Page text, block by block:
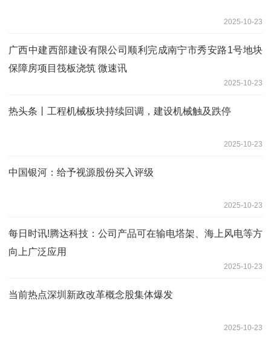
2025-10-23
广西中建西部建设有限公司顺利完成南宁市秀安路1号地块
保障房项目筏板浇筑 微速讯
2025-10-23
热头条丨工程机械板块持续回调，建设机械触及跌停
2025-10-23
中国银河：给予视源股份买入评级
2025-10-23
每日时讯!腾达科技：公司产品可在输电塔架、海上风电等方
向上广泛应用
2025-10-23
当前热点深圳新政改革概念股集体爆发
2025-10-23